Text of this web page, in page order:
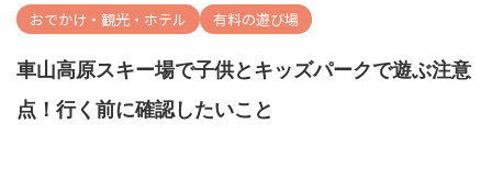
おでかけ・観光・ホテル
有料の遊び場
車山高原スキー場で子供とキッズパークで遊ぶ注意
点！行く前に確認したいこと